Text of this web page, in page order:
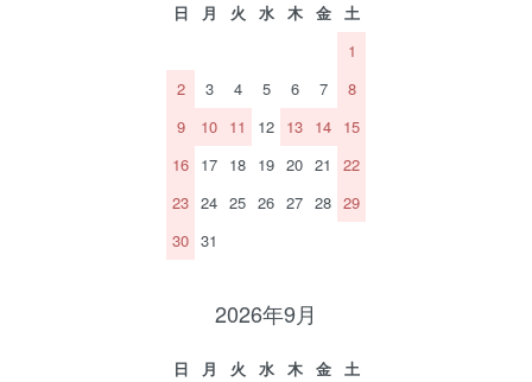
日 月 火 水 木 金
土
1
2
3 4 5 6 7
8
9
10 11 12 13 14 15
16 17 18 19 20 21
22
23 24 25 26 27 28 29
30 31
2026年9月
日 月 火 水 木 金
土